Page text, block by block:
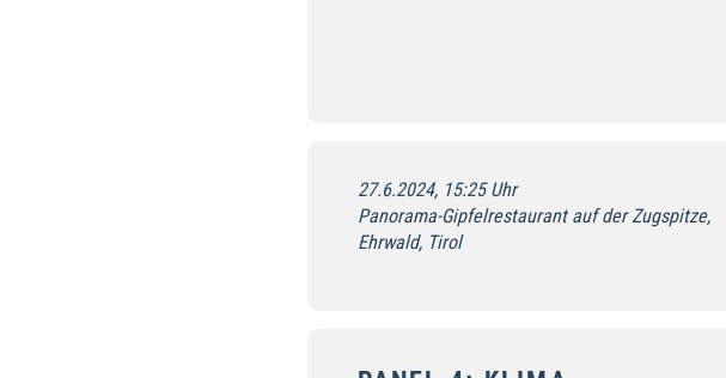
27.6.2024, 15:25 Uhr
Panorama-Gipfelrestaurant auf der Zugspitze,
Ehrwald, Tirol